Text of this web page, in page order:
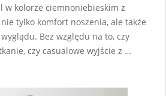
w kolorze ciemnoniebieskim z
tylko komfort noszenia, ale także
Bez względu na to, czy
czy casualowe wyjście z …